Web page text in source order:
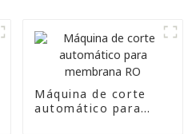
Máquina de corte
automático para